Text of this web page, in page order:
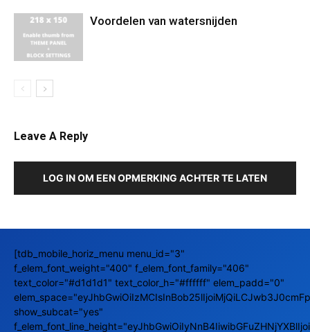
Voordelen van watersnijden
Leave A Reply
LOG IN OM EEN OPMERKING ACHTER TE LATEN
[tdb_mobile_horiz_menu menu_id="3"
f_elem_font_weight="400" f_elem_font_family="406"
text_color="#d1d1d1" text_color_h="#ffffff" elem_padd="0"
show_subcat="yes"